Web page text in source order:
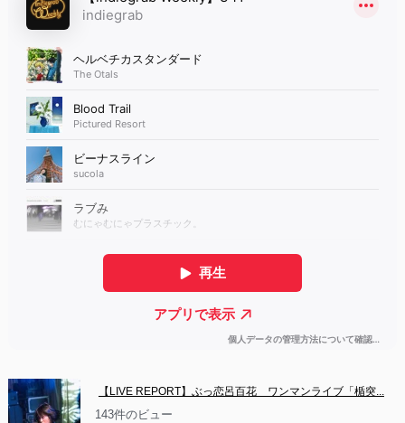
【LIVE REPORT】ぶっ恋呂百花　ワンマンライブ「楯突...
143件のビュー